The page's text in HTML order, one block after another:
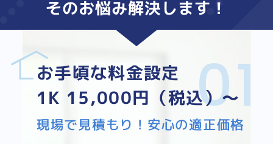
そのお悩み解決します！
お手頃な料金設定
1K 15,000円（税込）～
現場で見積もり！安心の適正価格